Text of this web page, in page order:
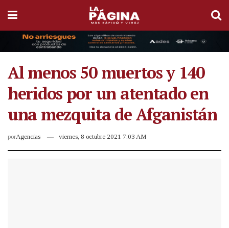
Al menos 50 muertos y 140
heridos por un atentado en
una mezquita de Afganistán
porAgencias viernes, 8 octubre 2021 7:03 AM